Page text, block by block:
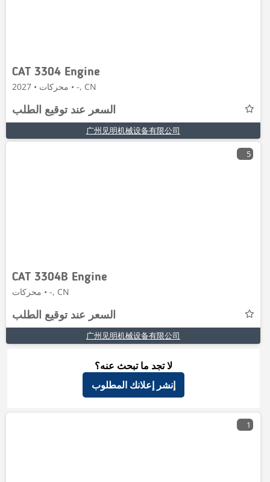
CAT 3304 Engine
محركات • 2027 • -, CN
السعر عند توقيع الطلب
广州见明机械设备有限公司
5
CAT 3304B Engine
محركات • -, CN
السعر عند توقيع الطلب
广州见明机械设备有限公司
لا تجد ما تبحث عنه؟
إنشر إعلانك المطلوب
1